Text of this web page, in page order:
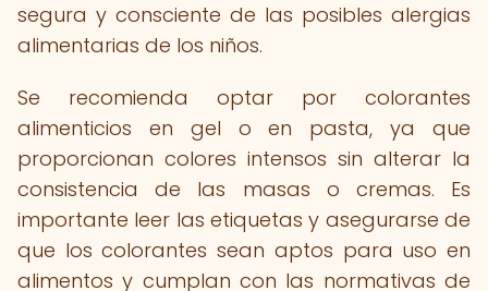
segura y consciente de las posibles alergias
alimentarias de los niños.
Se recomienda optar por colorantes
alimenticios en gel o en pasta, ya que
proporcionan colores intensos sin alterar la
consistencia de las masas o cremas. Es
importante leer las etiquetas y asegurarse de
que los colorantes sean aptos para uso en
alimentos y cumplan con las normativas de